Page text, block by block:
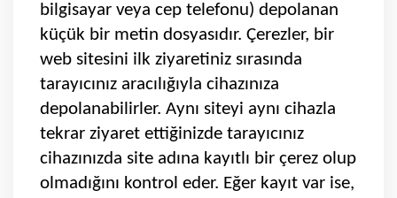
bilgisayar veya cep telefonu) depolanan
küçük bir metin dosyasıdır. Çerezler, bir
web sitesini ilk ziyaretiniz sırasında
tarayıcınız aracılığıyla cihazınıza
depolanabilirler. Aynı siteyi aynı cihazla
tekrar ziyaret ettiğinizde tarayıcınız
cihazınızda site adına kayıtlı bir çerez olup
olmadığını kontrol eder. Eğer kayıt var ise,